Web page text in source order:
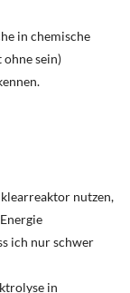
in chemische
sein)
nutzen,
ich nur schwer
in